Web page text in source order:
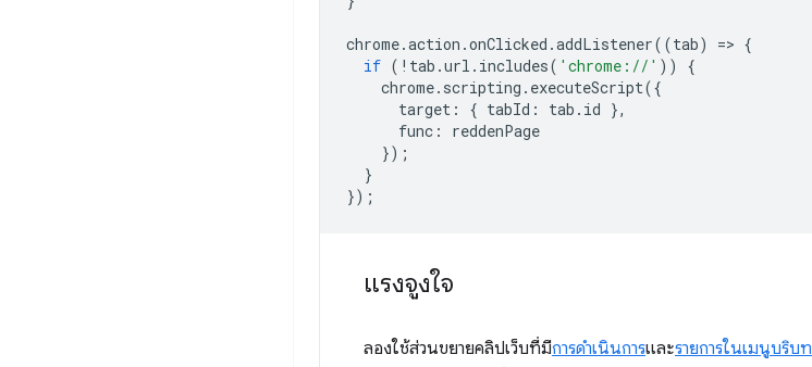
chrome.action .onClicked .addListener((tab) => {
if ( ! tab .url . includes( 'chrome://' ))
{
chrome. scripting . executeScript({
target : { tabId : tab . id },
func :
reddenPage
});
}
});
แรงจูงใจ
ลองใช้ส่วนขยายคลิปเว็บที่มีการดำเนินการและรายการในเมนูบริบท